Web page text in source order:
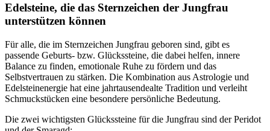
Edelsteine, die das Sternzeichen der Jungfrau
unterstützen können
Für alle, die im Sternzeichen Jungfrau geboren sind, gibt es
passende Geburts- bzw. Glückssteine, die dabei helfen, innere
Balance zu finden, emotionale Ruhe zu fördern und das
Selbstvertrauen zu stärken. Die Kombination aus Astrologie und
Edelsteinenergie hat eine jahrtausendealte Tradition und verleiht
Schmuckstücken eine besondere persönliche Bedeutung.
Die zwei wichtigsten Glückssteine für die Jungfrau sind der Peridot